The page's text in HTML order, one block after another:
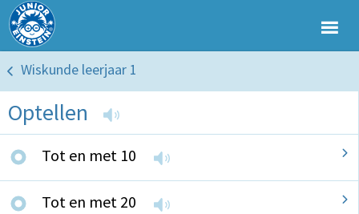
Wiskunde leerjaar 1
Optellen
Tot en met 10
Tot en met 20